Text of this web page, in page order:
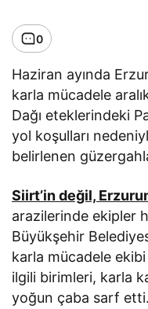
0
Haziran ayında
karla mücadele
Dağı eteklerindeki
yol koşulları
belirlenen
Siirt’in değil,
arazilerinde ekipler
Büyükşehir
karla mücadele
ilgili birimleri, karla
yoğun çaba sarf